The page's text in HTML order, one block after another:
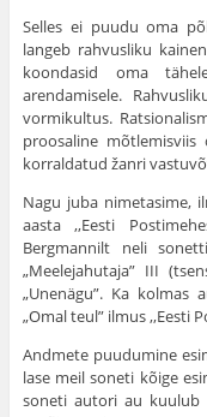
Selles ei puudu oma
langeb rahvusliku
koondasid oma
arendamisele.
vormikultus.
proosaline
korraldatud žanri
Nagu juba nimetasime,
aasta ,,Eesti
Bergmannilt neli
„Meelejahutaja” III
„Unenägu”. Ka
„Omal teul” ilmus ,,Eesti
Andmete puudumine
lase meil soneti kõige
soneti autori au kuulub